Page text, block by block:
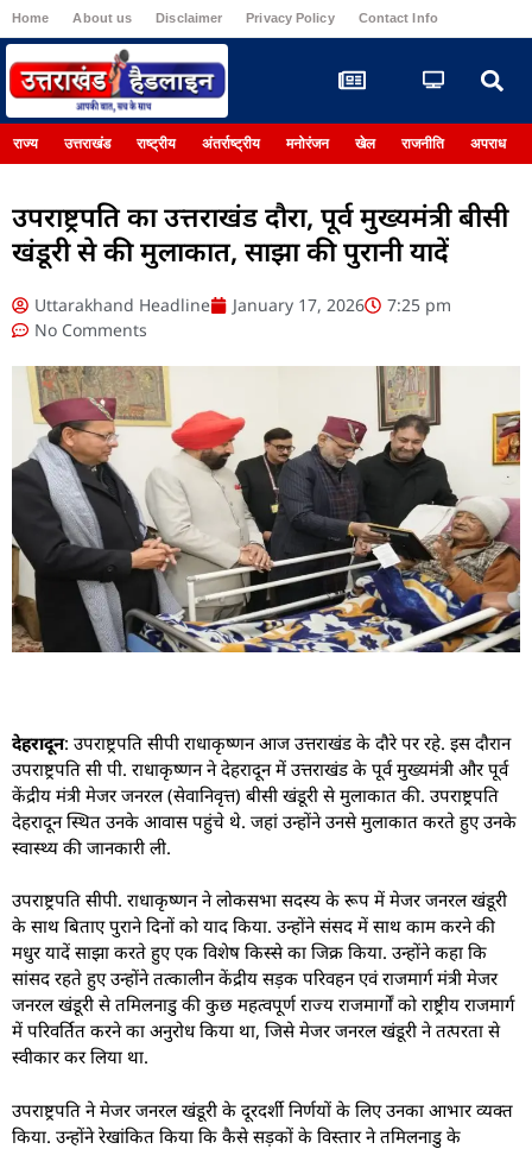
Home About us Disclaimer Privacy Policy Contact Info
राज्य उत्तराखंड राष्ट्रीय अंतर्राष्ट्रीय मनोरंजन खेल राजनीति अपराध
उपराष्ट्रपति का उत्तराखंड दौरा, पूर्व मुख्यमंत्री बीसी
खंडूरी से की मुलाकात, साझा की पुरानी यादें
Uttarakhand Headline January 17, 2026
7:25 pm
No Comments
देहरादून: उपराष्ट्रपति सीपी राधाकृष्णन आज उत्तराखंड के दौरे पर रहे. इस दौरान
उपराष्ट्रपति सी पी. राधाकृष्णन ने देहरादून में उत्तराखंड के पूर्व मुख्यमंत्री और पूर्व
केंद्रीय मंत्री मेजर जनरल (सेवानिवृत्त) बीसी खंडूरी से मुलाकात की. उपराष्ट्रपति
देहरादून स्थित उनके आवास पहुंचे थे. जहां उन्होंने उनसे मुलाकात करते हुए उनके
स्वास्थ्य की जानकारी ली.
उपराष्ट्रपति सीपी. राधाकृष्णन ने लोकसभा सदस्य के रूप में मेजर जनरल खंडूरी
के साथ बिताए पुराने दिनों को याद किया. उन्होंने संसद में साथ काम करने की
मधुर यादें साझा करते हुए एक विशेष किस्से का जिक्र किया. उन्होंने कहा कि
सांसद रहते हुए उन्होंने तत्कालीन केंद्रीय सड़क परिवहन एवं राजमार्ग मंत्री मेजर
जनरल खंडूरी से तमिलनाडु की कुछ महत्वपूर्ण राज्य राजमार्गों को राष्ट्रीय राजमार्ग
में परिवर्तित करने का अनुरोध किया था, जिसे मेजर जनरल खंडूरी ने तत्परता से
स्वीकार कर लिया था.
उपराष्ट्रपति ने मेजर जनरल खंडूरी के दूरदर्शी निर्णयों के लिए उनका आभार व्यक्त
किया. उन्होंने रेखांकित किया कि कैसे सड़कों के विस्तार ने तमिलनाडु के